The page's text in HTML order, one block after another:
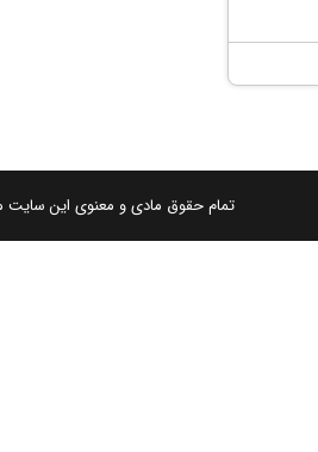
تمام حقوق مادی و معنوی این سایت